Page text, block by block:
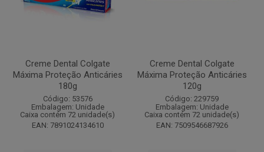
Creme Dental Colgate
Máxima Proteção Anticáries
180g
Código: 53576
Embalagem: Unidade
Caixa contém 72 unidade(s)
EAN: 7891024134610
Creme Dental Colgate
Máxima Proteção Anticáries
120g
Código: 229759
Embalagem: Unidade
Caixa contém 72 unidade(s)
EAN: 7509546687926